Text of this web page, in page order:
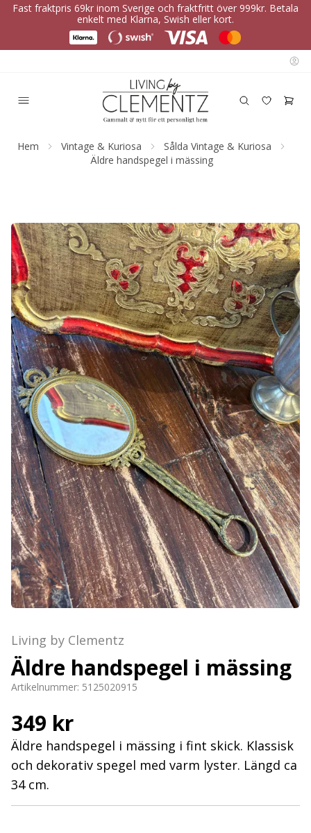
Fast fraktpris 69kr inom Sverige och fraktfritt över 999kr. Betala
enkelt med Klarna, Swish eller kort.
Hem Vintage & Kuriosa
Sålda Vintage & Kuriosa
Äldre handspegel i mässing
Living by Clementz
Äldre handspegel i mässing
Artikelnummer: 5125020915
349 kr
Äldre handspegel i mässing i fint skick. Klassisk
och dekorativ spegel med varm lyster. Längd ca
34 cm.